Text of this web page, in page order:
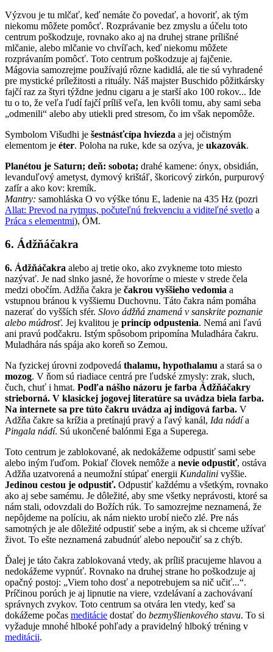
Výzvou je tu mlčať, keď nemáte čo povedať, a hovoriť, ak tým
niekomu môžete pomôcť. Rozprávanie bez zmyslu a účelu toto
centrum poškodzuje, rovnako ako aj na druhej strane prílišné
mlčanie, alebo mlčanie vo chvíľach, keď niekomu môžete
rozprávaním pomôcť. Toto centrum poškodzuje aj fajčenie.
Mágovia samozrejme používajú rôzne kadidlá, ale tie sú vyhradené
pre mystické príležitosti a rituály. Náš majster Buschido pôžitkársky
fajčí raz za štyri týždne jednu cigaru a je starší ako 100 rokov... Ide
tu o to, že veľa ľudí fajčí príliš veľa, len kvôli tomu, aby sami seba
„odmenili“ alebo aby utiekli pred stresom, čo im však nepomôže.
Symbolom Višudhi je šestnásťcípa hviezda a jej očistným
elementom je éter. Poloha na ruke, kde sa ozýva, je ukazovák.
Planétou je Saturn; deň: sobota; drahé kamene: ónyx, obsidián,
levanduľový ametyst, dymový krištáľ, škoricový zirkón, purpurový
zafír a ako kov: kremík.
Mantry: samohláska O vo výške tónu E, ladenie na 435 Hz (pozri
Allat: Prevod na rytmus, počuteľnú frekvenciu a viditeľné svetlo a
Práca s elementmi), ÓM.
6. Ádžňáčakra
6. Ádžňáčakra alebo aj tretie oko, ako zvykneme toto miesto
nazývať. Je nad slnko jasné, že hovoríme o mieste v strede čela
medzi obočím. Adžňa čakra je čakrou vyššieho vedomia a
vstupnou bránou k vyššiemu Duchovnu. Táto čakra nám pomáha
nazerať do vyšších sfér. Slovo ádžňá znamená v sanskrite poznanie
alebo múdrosť. Jej kvalitou je princíp odpustenia. Nemá ani ľavú
ani pravú podčakru. Istým spôsobom pripomína Muladhára čakru.
Muladhára nás spája ako koreň so Zemou.
Na fyzickej úrovni zodpovedá thalamu, hypothalamu a stará sa o
mozog. V ňom sú riadiace centrá pre ľudské zmysly: zrak, sluch,
čuch, chuť i hmat. Podľa nášho názoru je farba Ádžňáčakry
strieborná. V klasickej jogovej literatúre sa uvádza biela farba.
Na internete sa pre túto čakru uvádza aj indigová farba. V
Adžňa čakre sa krížia a pretínajú pravý a ľavý kanál, Ida nádía
Pingala nádí. Sú ukončené balónmi Ega a Superega.
Toto centrum je zablokované, ak nedokážeme odpustiť sami sebe
alebo iným ľuďom. Pokiaľ človek nemôže a nevie odpustiť, ostáva
Adžňa uzatvorená a neumožní stúpať energii Kundalini vyššie.
Jedinou cestou je odpustiť. Odpustiť každému a všetkým, rovnako
ako aj sebe samému. Je dôležité, aby sme všetky neprávosti, ktoré sa
nám stali, odovzdali do Božích rúk. To samozrejme neznamená, že
nepôjdeme na políciu, ak nám niekto urobí niečo zlé. Pre nás
samotných je ale dôležité odpustiť sebe a iným, ak si chceme užívať
život. To ešte neznamená zabudnúť alebo nepoučiť sa z chýb.
Ďalej je táto čakra zablokovaná vtedy, ak príliš pracujeme hlavou a
nedokážeme vypnúť. Rovnako na druhej strane ho poškodzuje aj
opačný postoj: „Viem toho dosť a nepotrebujem sa nič učiť...“.
Príčinou porúch je aj lipnutie na viere, vzdelávaní a zachovávaní
správnych zvykov. Toto centrum sa otvára len vtedy, keď sa
dokážeme počas meditácie dostať do bezmyšlienkového stavu. To si
vyžaduje mnohé hlboké pohľady a pravidelný hlboký tréning v
meditácii.